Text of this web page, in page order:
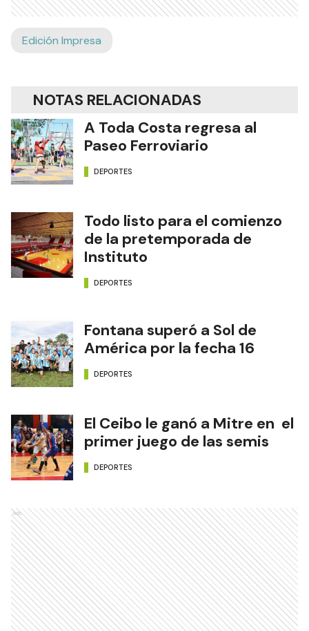
Edición Impresa
NOTAS RELACIONADAS
A Toda Costa regresa al
Paseo Ferroviario
DEPORTES
Todo listo para el comienzo
de la pretemporada de
Instituto
DEPORTES
Fontana superó a Sol de
América por la fecha 16
DEPORTES
El Ceibo le ganó a Mitre en el
primer juego de las semis
DEPORTES
Ads